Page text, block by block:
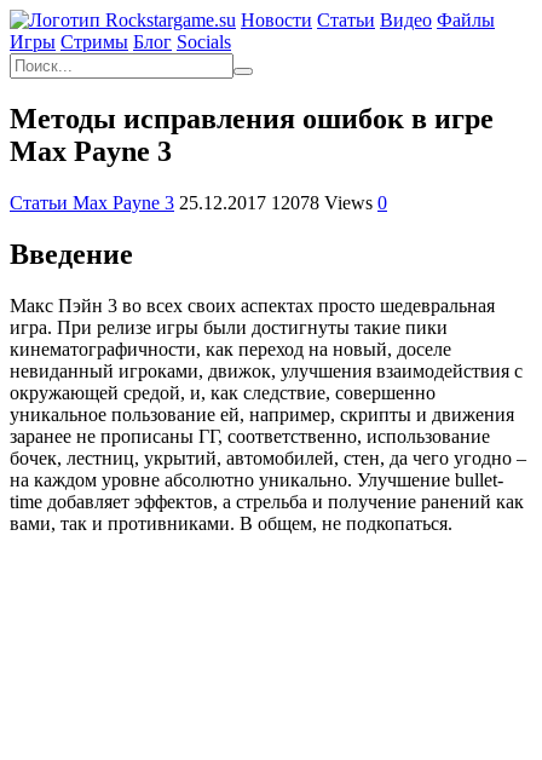
Новости Статьи Видео Файлы
Игры Cтримы Блог Socials
Методы исправления ошибок в игре
Max Payne 3
Статьи Max Payne 3 25.12.2017 12078 Views 0
Введение
Макс Пэйн 3 во всех своих аспектах просто шедевральная
игра. При релизе игры были достигнуты такие пики
кинематографичности, как переход на новый, доселе
невиданный игроками, движок, улучшения взаимодействия с
окружающей средой, и, как следствие, совершенно
уникальное пользование ей, например, скрипты и движения
заранее не прописаны ГГ, соответственно, использование
бочек, лестниц, укрытий, автомобилей, стен, да чего угодно –
на каждом уровне абсолютно уникально. Улучшение bullet-
time добавляет эффектов, а стрельба и получение ранений как
вами, так и противниками. В общем, не подкопаться.